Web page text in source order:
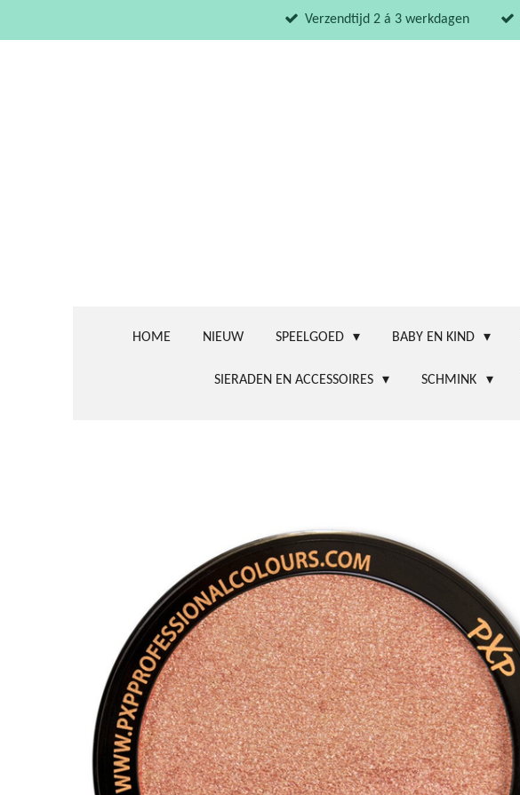
direct
Verzendtijd 2 á 3 werkdagen
HOME NIEUW SPEELGOED BABY EN KIND
SIERADEN EN ACCESSOIRES SCHMINK